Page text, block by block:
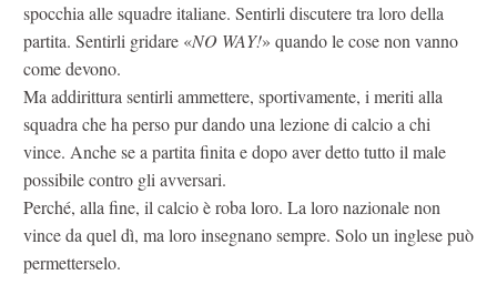
spocchia alle squadre italiane. Sentirli discutere tra loro della
partita. Sentirli gridare «NO WAY!» quando le cose non vanno
come devono.
Ma addirittura sentirli ammettere, sportivamente, i meriti alla
squadra che ha perso pur dando una lezione di calcio a chi
vince. Anche se a partita finita e dopo aver detto tutto il male
possibile contro gli avversari.
Perché, alla fine, il calcio è roba loro. La loro nazionale non
vince da quel dì, ma loro insegnano sempre. Solo un inglese può
permetterselo.